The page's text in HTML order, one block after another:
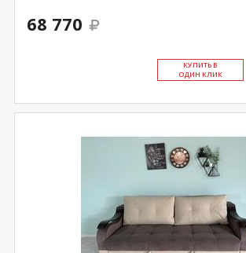
68 770
КУ­ПИТЬ В
ОДИН КЛИК